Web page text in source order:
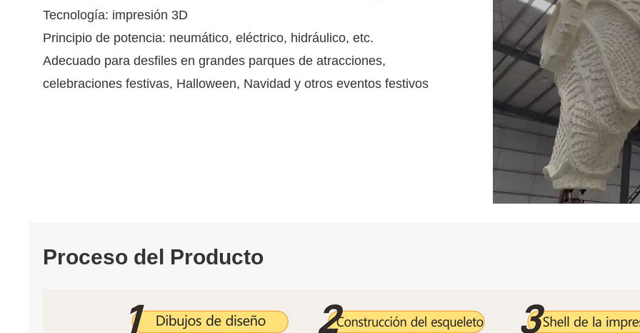
Tecnología: impresión 3D
Principio de potencia: neumático, eléctrico, hidráulico, etc.
Adecuado para desfiles en grandes parques de atracciones,
celebraciones festivas, Halloween, Navidad y otros eventos festivos
Proceso del Producto